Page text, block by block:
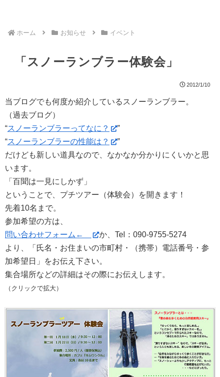
ホーム お知らせ イベント
「スノーランブラー体験会」
2012/1/10
当ブログでも何度か紹介しているスノーランブラー。
（過去ブログ）
“スノーランブラーってなに？
”
“スノーランブラーの性能は？
”
だけども新しい道具なので、なかなか分かりにくいかと思
います。
「百聞は一見にしかず」
ということで、プチツアー（体験会）を開きます！
先着10名まで。
参加希望の方は、
問い合わせフォーム←
か、Tel：090-9755-5274
より、「氏名・お住まいの市町村・（携帯）電話番号・参
加希望日」をお伝え下さい。
集合場所などの詳細はその際にお伝えします。
（クリックで拡大）